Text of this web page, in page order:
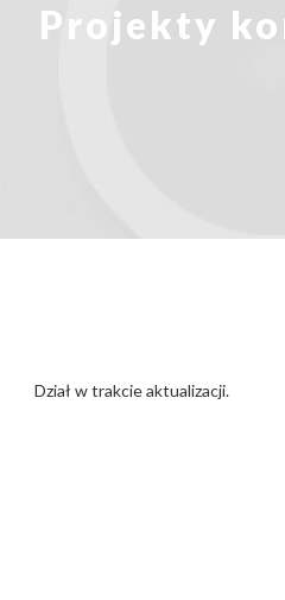
Projekty
Dział w trakcie aktualizacji.